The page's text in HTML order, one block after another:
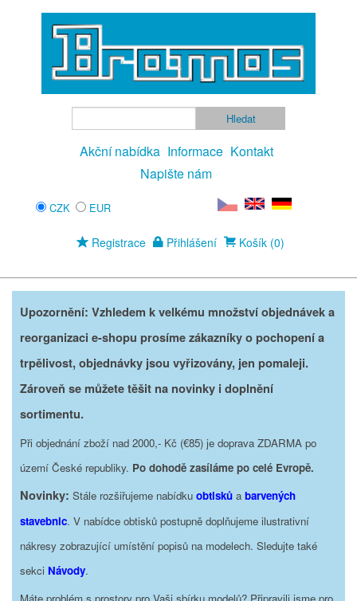
Akční nabídka Informace Kontakt
Napište nám
CZK EUR
Registrace Přihlášení Košík (0)
Upozornění: Vzhledem k velkému množství objednávek a
reorganizaci e-shopu prosíme zákazníky o pochopení a
trpělivost, objednávky jsou vyřizovány, jen pomaleji.
Zároveň se můžete těšit na novinky i doplnění
sortimentu.
Při objednání zboží nad 2000,- Kč (€85) je doprava ZDARMA po
území České republiky. Po dohodě zasíláme po celé Evropě.
Novinky: Stále rozšiřujeme nabídku obtisků a barvených
stavebnic. V nabídce obtisků postupně doplňujeme ilustrativní
nákresy zobrazující umístění popisů na modelech. Sledujte také
sekci Návody.